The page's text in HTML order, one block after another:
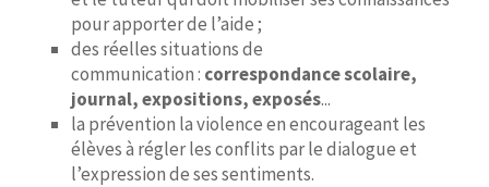
pour apporter de l’aide ;
des réelles situations de
communication : correspondance scolaire,
journal, expositions, exposés...
la prévention la violence en encourageant les
élèves à régler les conflits par le dialogue et
l’expression de ses sentiments.